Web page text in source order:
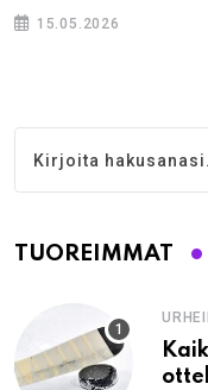
15.05.2026
TUOREIMMAT